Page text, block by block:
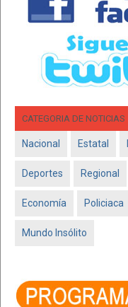
CATEGORIA DE NOTICIAS
Nacional Estatal
Deportes Regional
Economía Policiaca
Mundo Insólito